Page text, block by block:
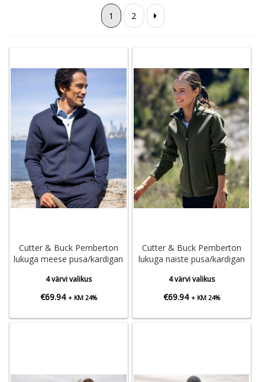
1 2
Cutter & Buck Pemberton
lukuga meese pusa/kardigan
4 värvi valikus
€69.94 + KM 24%
Cutter & Buck Pemberton
lukuga naiste pusa/kardigan
4 värvi valikus
€69.94 + KM 24%